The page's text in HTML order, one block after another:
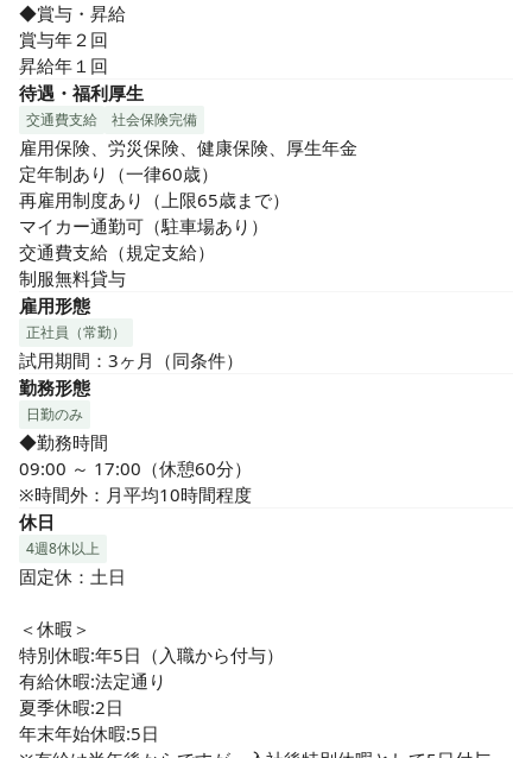
◆賞与・昇給
賞与年２回
昇給年１回
待遇・福利厚生
交通費支給 社会保険完備
雇用保険、労災保険、健康保険、厚生年金
定年制あり（一律60歳）
再雇用制度あり（上限65歳まで）
マイカー通勤可（駐車場あり）
交通費支給（規定支給）
制服無料貸与
雇用形態
正社員（常勤）
試用期間：3ヶ月（同条件）
勤務形態
日勤のみ
◆勤務時間
09:00 ～ 17:00（休憩60分）
※時間外：月平均10時間程度
休日
4週8休以上
固定休：土日
＜休暇＞
特別休暇:年5日（入職から付与）
有給休暇:法定通り
夏季休暇:2日
年末年始休暇:5日